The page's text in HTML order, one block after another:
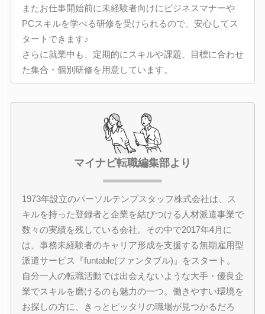
またお仕事開始前に未経験者向けにビジネスマナーや
PCスキルを学べる研修を受けられるので、安心してス
タートできます♪
さらに就業中も、定期的にスキルや課題、目標に合わせ
た集合・個別研修を用意しています。
マイナビ転職編集部より
1973年設立のパーソルテンプスタッフ株式会社は、ス
キルを持った登録者と企業を結びつける人材派遣事業で
数々の実績を残している会社。その中で2017年4月に
は、事務未経験者のキャリア形成を支援する無期雇用型
派遣サービス『funtable(ファンタブル)』をスタート。
自分一人の転職活動では出会えないような大手・優良企
業でスキルを磨けるのも魅力の一つ。働きやすい環境を
お探しの方に、きっとピッタリの職場が見つかるだろ